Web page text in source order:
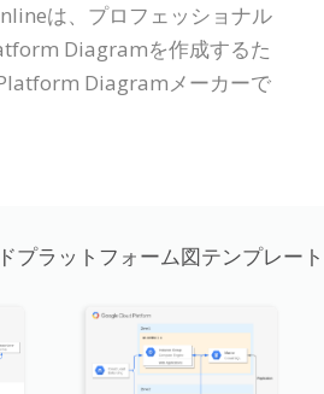
は、プロフェッショナル
Diagramを作成するた
Diagramメーカーで
プラットフォーム図テンプレート